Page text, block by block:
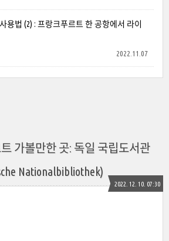
용법 (2) : 프랑크푸르트 한 공항에서 라이
2022.11.07
가볼만한 곳: 독일 국립도서관
Nationalbibliothek)
2022. 12. 10. 07:30